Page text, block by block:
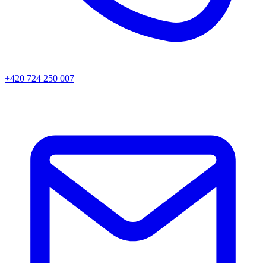
+420 724 250 007